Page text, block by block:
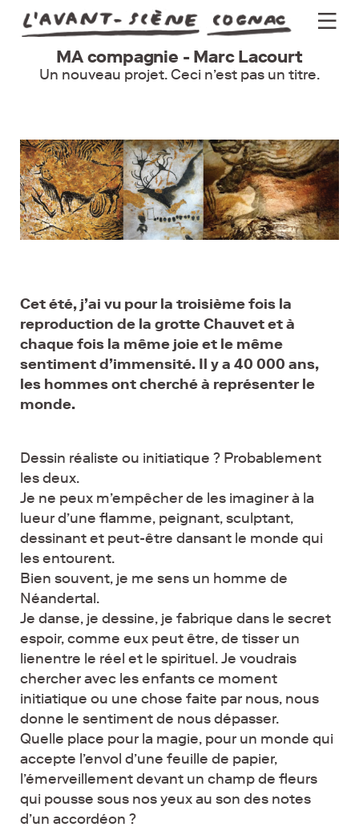
Programme
Théâtre
Groupes
Pratique
MA compagnie - Marc Lacourt
Un nouveau projet. Ceci n’est pas un titre.
Cet été, j’ai vu pour la troisième fois la
reproduction de la grotte Chauvet et à
chaque fois la même joie et le même
sentiment d’immensité. Il y a 40 000 ans,
les hommes ont cherché à représenter le
monde.
Dessin réaliste ou initiatique ? Probablement
les deux.
Je ne peux m’empêcher de les imaginer à la
lueur d’une flamme, peignant, sculptant,
dessinant et peut-être dansant le monde qui
les entourent.
Bien souvent, je me sens un homme de
Néandertal.
Je danse, je dessine, je fabrique dans le secret
espoir, comme eux peut être, de tisser un
lienentre le réel et le spirituel. Je voudrais
chercher avec les enfants ce moment
initiatique ou une chose faite par nous, nous
donne le sentiment de nous dépasser.
Quelle place pour la magie, pour un monde qui
accepte l’envol d’une feuille de papier,
l’émerveillement devant un champ de fleurs
qui pousse sous nos yeux au son des notes
d’un accordéon ?